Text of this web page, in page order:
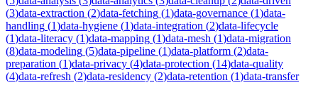
(3)data-extraction (2)data-fetching (1)data-governance (1)data-
handling (1)data-hygiene (1)data-integration (2)data-lifecycle
(1)data-literacy (1)data-mapping (1)data-mesh (1)data-migration
(8)data-modeling (5)data-pipeline (1)data-platform (2)data-
preparation (1)data-privacy (4)data-protection (14)data-quality
(4)data-refresh (2)data-residency (2)data-retention (1)data-transfer